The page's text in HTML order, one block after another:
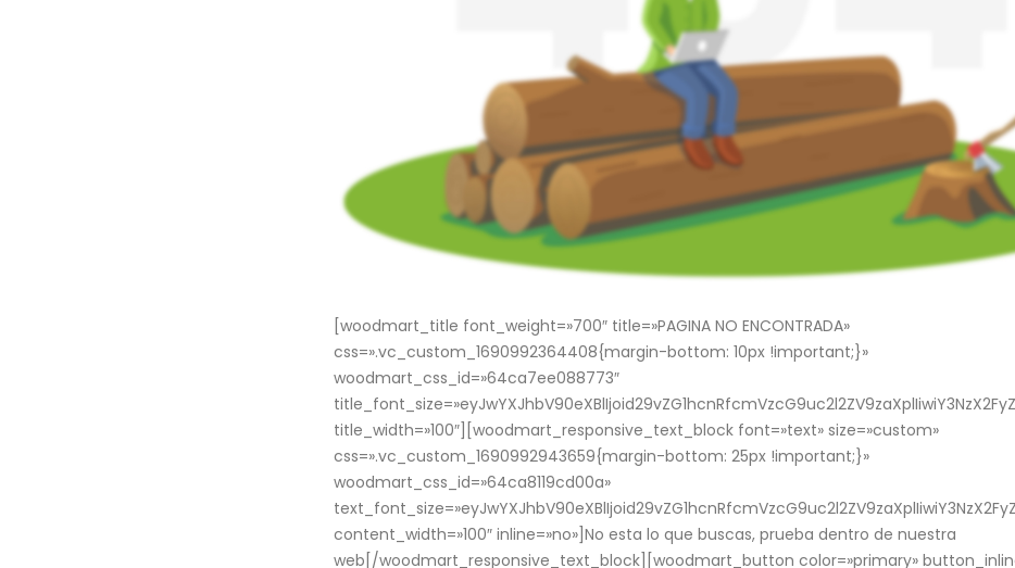
[woodmart_title font_weight=»700″ title=»PAGINA NO ENCONTRADA»
css=».vc_custom_1690992364408{margin-bottom: 10px !important;}»
woodmart_css_id=»64ca7ee088773″
title_width=»100″][woodmart_responsive_text_block font=»text» size=»custom»
css=».vc_custom_1690992943659{margin-bottom: 25px !important;}»
woodmart_css_id=»64ca8119cd00a»
content_width=»100″ inline=»no»]No esta lo que buscas, prueba dentro de nuestra
web[/woodmart_responsive_text_block][woodmart_button color=»primary»